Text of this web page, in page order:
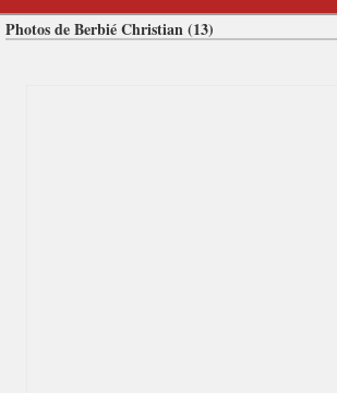
Photos de Berbié Christian (13)